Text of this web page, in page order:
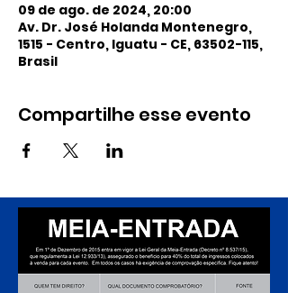
09 de ago. de 2024, 20:00
Av. Dr. José Holanda Montenegro,
1515 - Centro, Iguatu - CE, 63502-115,
Brasil
Compartilhe esse evento